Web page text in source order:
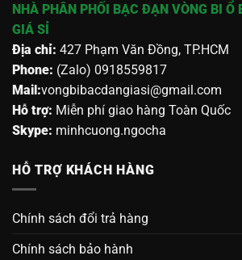
NHÀ PHÂN PHỐI BẠC ĐẠN VÒNG BI Ổ
GIÁ SỈ
Địa chỉ: 427 Phạm Văn Đồng, TP.HCM
Phone: (Zalo) 0918559817
Mail:vongbibacdangiasi@gmail.com
Hỗ trợ: Miễn phí giao hàng Toàn Quốc
Skype: minhcuong.ngocha
HỖ TRỢ KHÁCH HÀNG
Chính sách đổi trả hàng
Chính sách bảo hành